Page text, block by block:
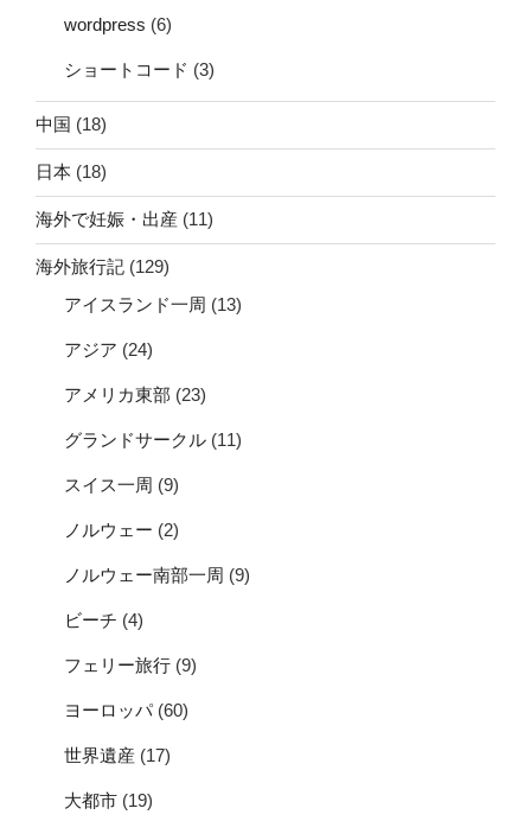
wordpress (6)
ショートコード (3)
中国 (18)
日本 (18)
海外で妊娠・出産 (11)
海外旅行記 (129)
アイスランド一周 (13)
アジア (24)
アメリカ東部 (23)
グランドサークル (11)
スイス一周 (9)
ノルウェー (2)
ノルウェー南部一周 (9)
ビーチ (4)
フェリー旅行 (9)
ヨーロッパ(60)
世界遺産 (17)
大都市 (19)